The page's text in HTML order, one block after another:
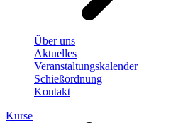
Über uns
Aktuelles
Veranstaltungskalender
Schießordnung
Kontakt
Kurse